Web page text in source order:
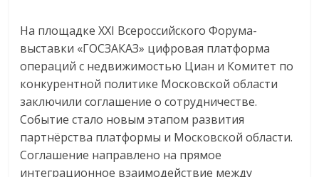
На площадке XXI Всероссийского Форума-
выставки «ГОСЗАКАЗ» цифровая платформа
операций с недвижимостью Циан и Комитет по
конкурентной политике Московской области
заключили соглашение о сотрудничестве.
Событие стало новым этапом развития
партнёрства платформы и Московской области.
Соглашение направлено на прямое
интеграционное взаимодействие между